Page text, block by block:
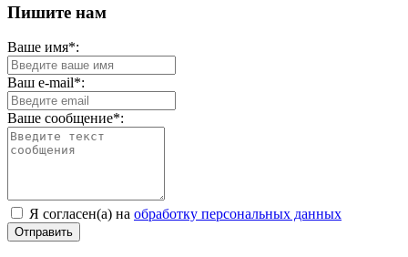
Пишите нам
Ваше имя*:
Ваш e-mail*:
Ваше сообщение*:
Я согласен(а) на обработку персональных данных